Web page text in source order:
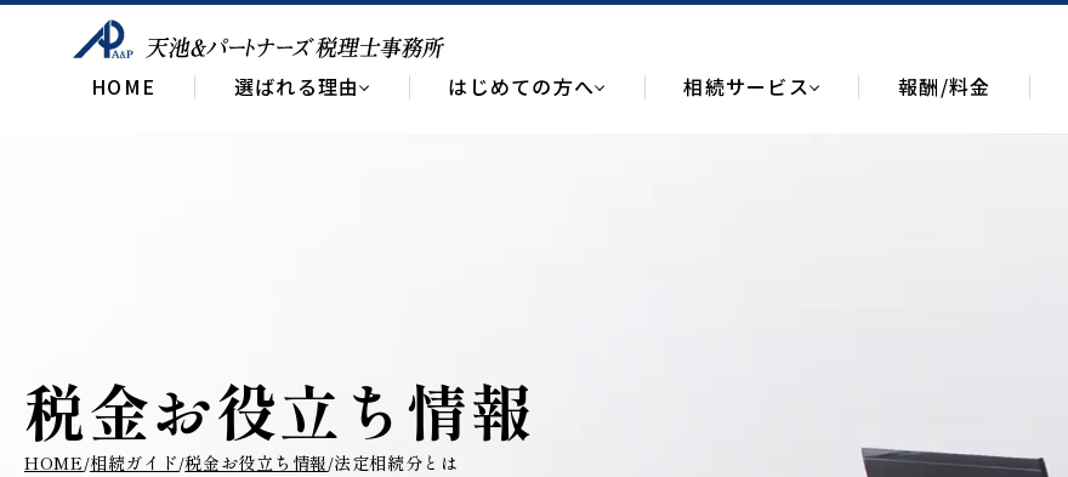
HOME 選ばれる理由 はじめての方へ 相続サービス 報酬/料金
税金お役立ち情報
HOME/相続ガイド/税金お役立ち情報/法定相続分とは